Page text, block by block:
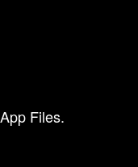
Files.